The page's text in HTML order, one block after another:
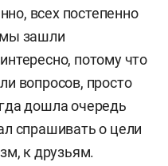
всех постепенно
мы зашли
потому что
вопросов, просто
дошла очередь
спрашивать о цели
к друзьям.